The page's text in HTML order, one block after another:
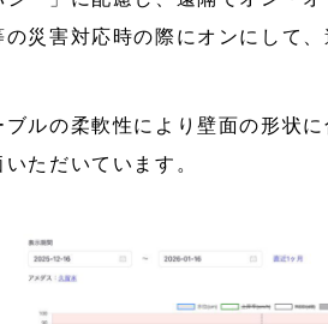
災害対応時の際にオンにして
ルの柔軟性により壁面の形状
ただいています。